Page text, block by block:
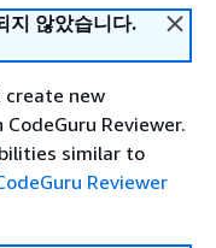
지 않았습니다.
create new
Reviewer.
similar to
Reviewer